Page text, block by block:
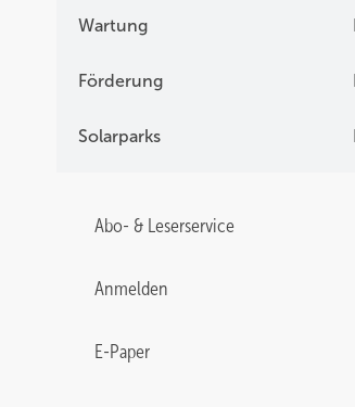
Wartung
Förderung
Solarparks
Abo- & Leserservice
Anmelden
E-Paper